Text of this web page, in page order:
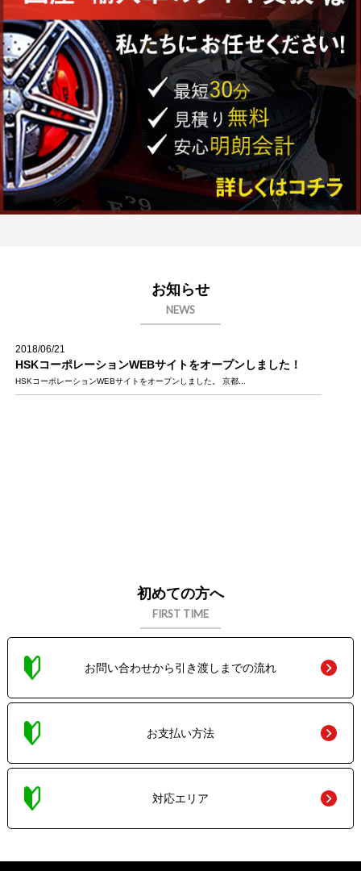
お知らせ
NEWS
2018/06/21
HSKコーポレーションWEBサイトをオープンしました！
HSKコーポレーションWEBサイトをオープンしました。 京都...
初めての方へ
FIRST TIME
お問い合わせから引き渡しまでの流れ
お支払い方法
対応エリア